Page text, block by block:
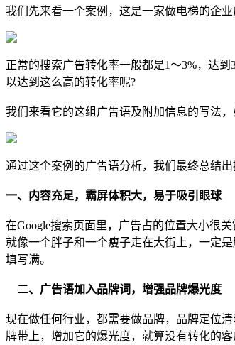
我们先来看一个案例，这是一家做电梯的企
正常的搜索广告转化率一般都是1〜3%，达
以达到这么高的转化率呢?
我们来看它的这组广告语及附加信息的写法，
通过这个案例的广告语分析，我们最终总结出
一、内容充足，霸屏体积大，易于吸引眼球
在Google搜索页面里，广告占的位置大小很
就像一个胖子和一个瘦子走在大街上，一定
填写满。
二、广告语加入品牌词，增强品牌爆光度
现在做任何行业，都需要做品牌，品牌定位
牌带上，增加它的爆光度，就算没有转化的